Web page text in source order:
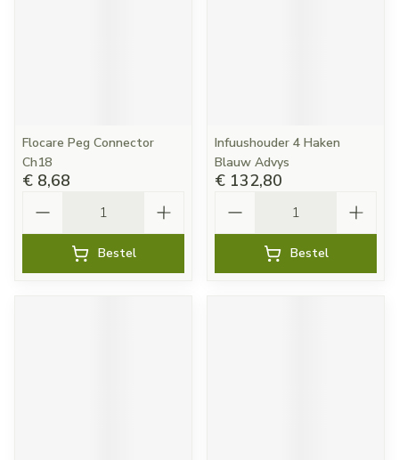
Flocare Peg Connector
Ch18
€ 8,68
Bestel
Infuushouder 4 Haken
Blauw Advys
€ 132,80
Bestel